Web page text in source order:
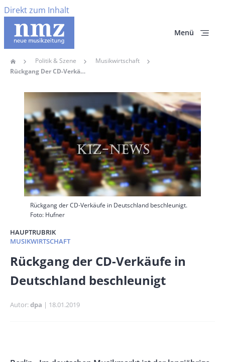
Direkt zum Inhalt
Menü
Pfadnavigation
Home Politik & Szene
Musikwirtschaft
Rückgang Der CD-Verkäufe In Deutschland Beschleunigt
Hauptbild
Rückgang der CD-Verkäufe in Deutschland beschleunigt.
Foto: Hufner
HAUPTRUBRIK
MUSIKWIRTSCHAFT
Banner
Size
Rückgang der CD-Verkäufe in
Deutschland beschleunigt
Autor dpa Publikationsdatum
18.01.2019